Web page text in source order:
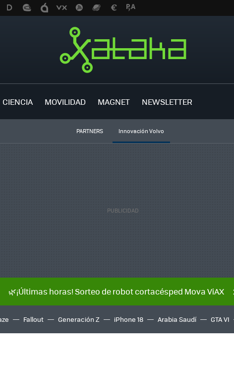
CIENCIA MOVILIDAD MAGNET NEWSLETTER
PARTNERS Innovación Volvo
🌿¡Últimas horas! Sorteo de robot cortacésped Mova ViAX
Fallout Generación Z iPhone 18 Arabia Saudí GTA VI